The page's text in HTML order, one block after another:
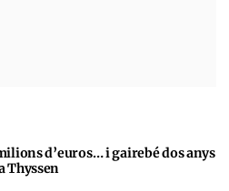
d’euros… i gairebé dos anys
Thyssen